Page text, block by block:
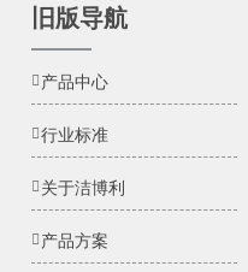
旧版导航
产品中心
行业标准
关于洁博利
产品方案